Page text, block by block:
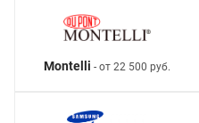
Montelli - от 22 500 руб.